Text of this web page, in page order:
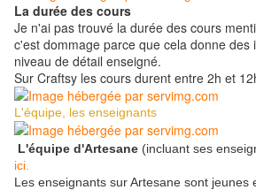
La durée des cours
Je n'ai pas trouvé la durée des cours
c'est dommage parce que cela donne des
niveau de détail enseigné.
Sur Craftsy les cours durent entre 2h et
L'équipe, les enseignants
L'équipe d'Artesane (incluant ses
ici.
Les enseignants sur Artesane sont jeunes